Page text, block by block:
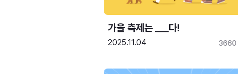
2025.11.04 3660